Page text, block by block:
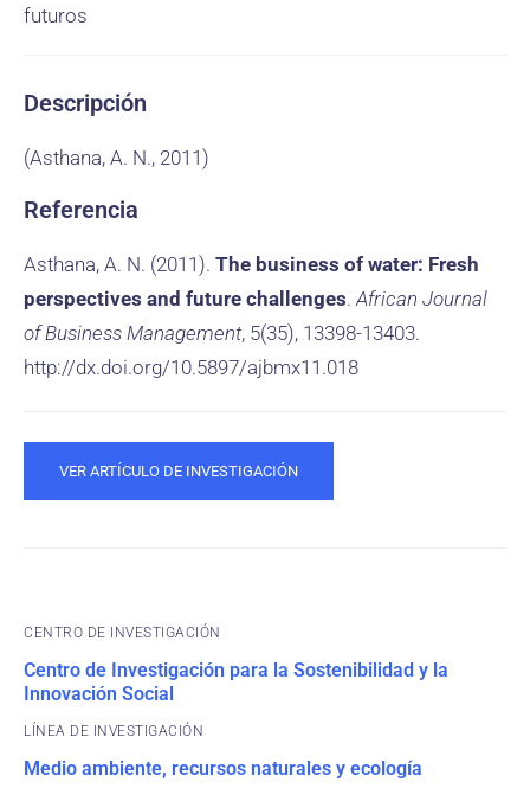
futuros
Descripción
(Asthana, A. N., 2011)
Referencia
Asthana, A. N. (2011). The business of water: Fresh
perspectives and future challenges.African Journal
of Business Management, 5(35), 13398-13403.
http://dx.doi.org/10.5897/ajbmx11.018
VER ARTÍCULO DE INVESTIGACIÓN
CENTRO DE INVESTIGACIÓN
Centro de Investigación para la Sostenibilidad y la
Innovación Social
Medio ambiente, recursos naturales y ecología